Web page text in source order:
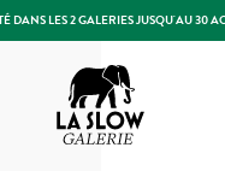
DANS LES 2 GALERIES JUSQU'AU 30
Slow Galerie